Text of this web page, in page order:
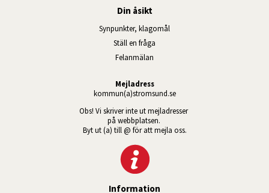
Din åsikt
Synpunkter, klagomål
Ställ en fråga
Felanmälan
Mejladress
kommun(a)stromsund.se
Obs! Vi skriver inte ut mejladresser
på webbplatsen.
Byt ut (a) till @ för att mejla oss.
Information